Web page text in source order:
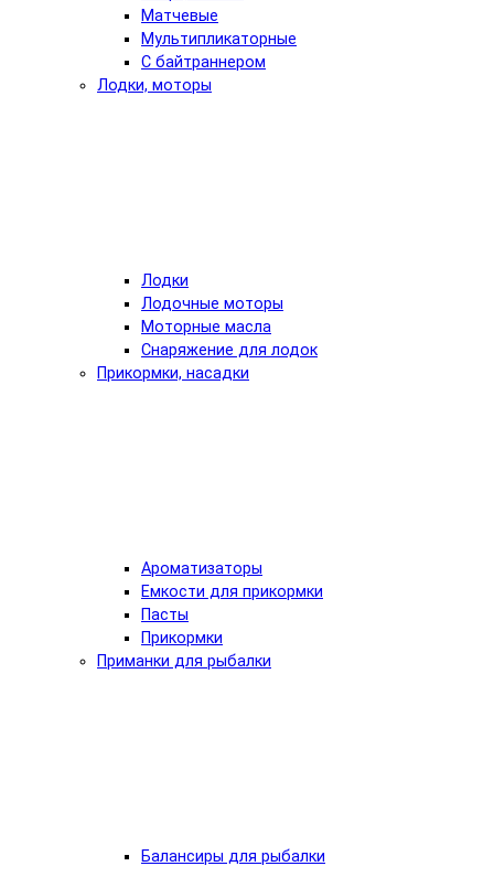
Матчевые
Мультипликаторные
С байтраннером
Лодки, моторы
Лодки
Лодочные моторы
Моторные масла
Снаряжение для лодок
Прикормки, насадки
Ароматизаторы
Емкости для прикормки
Пасты
Прикормки
Приманки для рыбалки
Балансиры для рыбалки